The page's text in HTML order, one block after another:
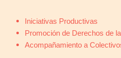
Iniciativas Productivas
Promoción de Derechos de
Acompañamiento a